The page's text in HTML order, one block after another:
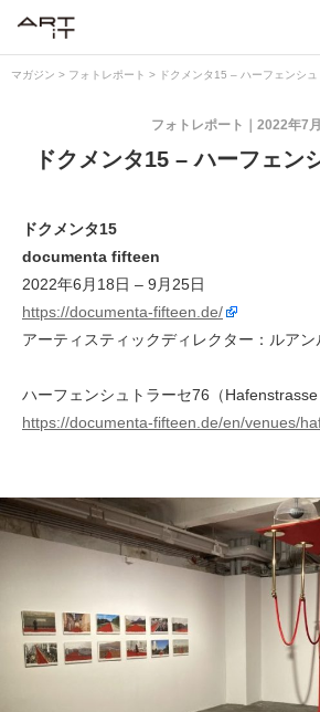
マガジン > フォトレポート > ドクメンタ15 – ハーフェンシ
2022年7
フォトレポート
ドクメンタ15 – ハーフェン
ドクメンタ15
documenta fifteen
2022年6月18日 – 9月25日
https://documenta-fifteen.de/
アーティスティックディレクター：ルアン
ハーフェンシュトラーセ76（Hafenstrasse
https://documenta-fifteen.de/en/venues/